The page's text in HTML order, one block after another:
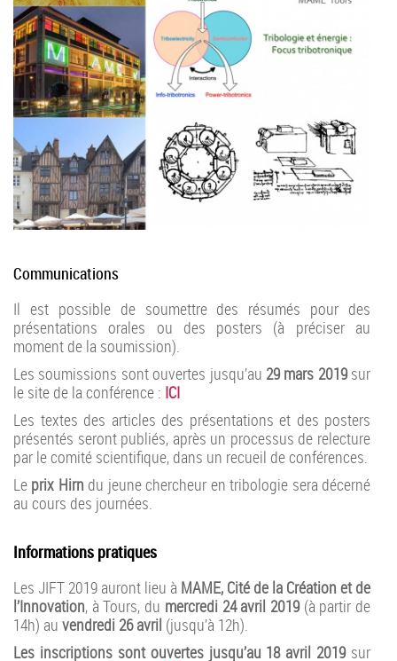
Communications
Il est possible de soumettre des résumés pour des
présentations orales ou des posters (à préciser au
moment de la soumission).
Les soumissions sont ouvertes jusqu’au 29 mars 2019sur
le site de la conférence : ICI
Les textes des articles des présentations et des posters
présentés seront publiés, après un processus de relecture
par le comité scientifique, dans un recueil de conférences.
Le prix Hirn du jeune chercheur en tribologie sera décerné
au cours des journées.
Informations pratiques
Les JIFT 2019 auront lieu à MAME, Cité de la Création et de
l’Innovation, à Tours, du mercredi 24 avril 2019 (à partir de
14h) au vendredi 26 avril (jusqu’à 12h).
Les inscriptions sont ouvertes jusqu’au 18 avril 2019sur